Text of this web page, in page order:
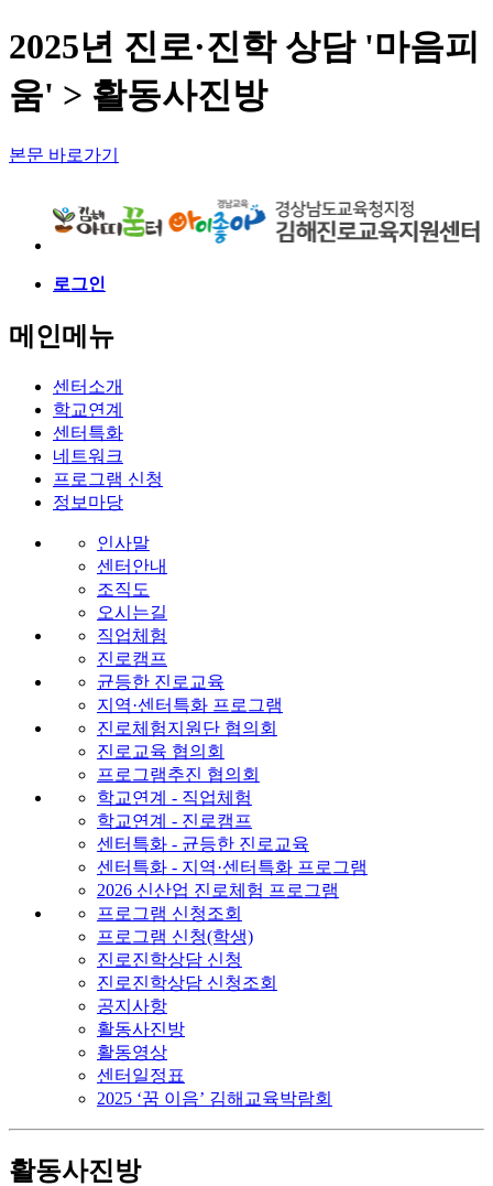
2025년 진로·진학 상담 '마음피
움' > 활동사진방
본문 바로가기
로그인
메인메뉴
센터소개
학교연계
센터특화
네트워크
프로그램 신청
정보마당
인사말
센터안내
조직도
오시는길
직업체험
진로캠프
균등한 진로교육
지역·센터특화 프로그램
진로체험지원단 협의회
진로교육 협의회
프로그램추진 협의회
학교연계 - 직업체험
학교연계 - 진로캠프
센터특화 - 균등한 진로교육
센터특화 - 지역·센터특화 프로그램
2026 신산업 진로체험 프로그램
프로그램 신청조회
프로그램 신청(학생)
진로진학상담 신청
진로진학상담 신청조회
공지사항
활동사진방
활동영상
센터일정표
2025 ‘꿈 이음’ 김해교육박람회
활동사진방